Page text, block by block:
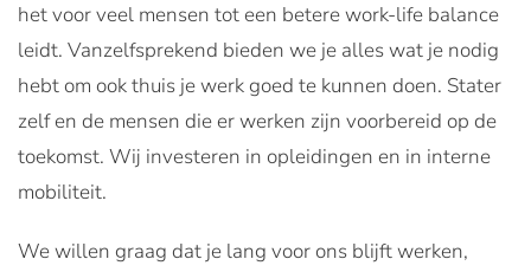
het voor veel mensen tot een betere work-life balance
leidt. Vanzelfsprekend bieden we je alles wat je nodig
hebt om ook thuis je werk goed te kunnen doen. Stater
zelf en de mensen die er werken zijn voorbereid op de
toekomst. Wij investeren in opleidingen en in interne
mobiliteit.
We willen graag dat je lang voor ons blijft werken,